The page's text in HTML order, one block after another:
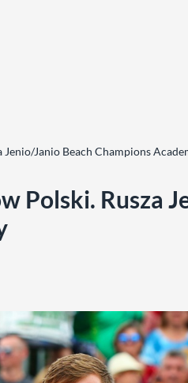
Janio Beach Champions
Polski. Rusza